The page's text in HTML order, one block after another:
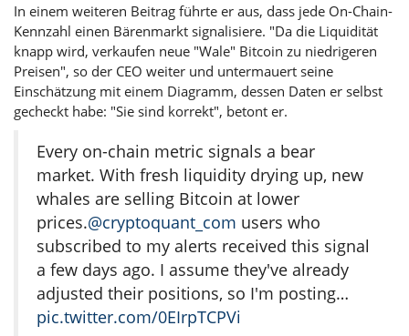
In einem weiteren Beitrag führte er aus, dass jede On-Chain-
Kennzahl einen Bärenmarkt signalisiere. "Da die Liquidität
knapp wird, verkaufen neue "Wale" Bitcoin zu niedrigeren
Preisen", so der CEO weiter und untermauert seine
Einschätzung mit einem Diagramm, dessen Daten er selbst
gecheckt habe: "Sie sind korrekt", betont er.
Every on-chain metric signals a bear
market. With fresh liquidity drying up, new
whales are selling Bitcoin at lower
prices.@cryptoquant_com users who
subscribed to my alerts received this signal
a few days ago. I assume they've already
adjusted their positions, so I'm posting…
pic.twitter.com/0EIrpTCPVi